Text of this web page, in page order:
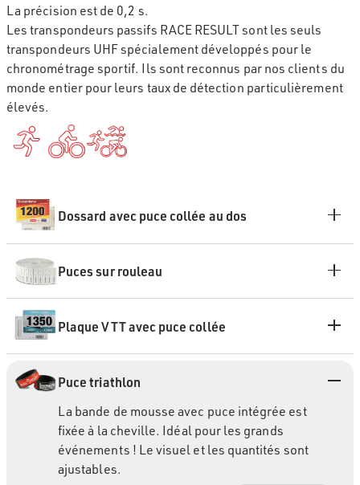
La précision est de 0,2 s.
Les transpondeurs passifs RACE RESULT sont les seuls
transpondeurs UHF spécialement développés pour le
chronométrage sportif. Ils sont reconnus par nos clients du
monde entier pour leurs taux de détection particulièrement
élevés.
Dossard avec puce collée au dos
Puces sur rouleau
Plaque VTT avec puce collée
Puce triathlon
La bande de mousse avec puce intégrée est
fixée à la cheville. Idéal pour les grands
événements ! Le visuel et les quantités sont
ajustables.